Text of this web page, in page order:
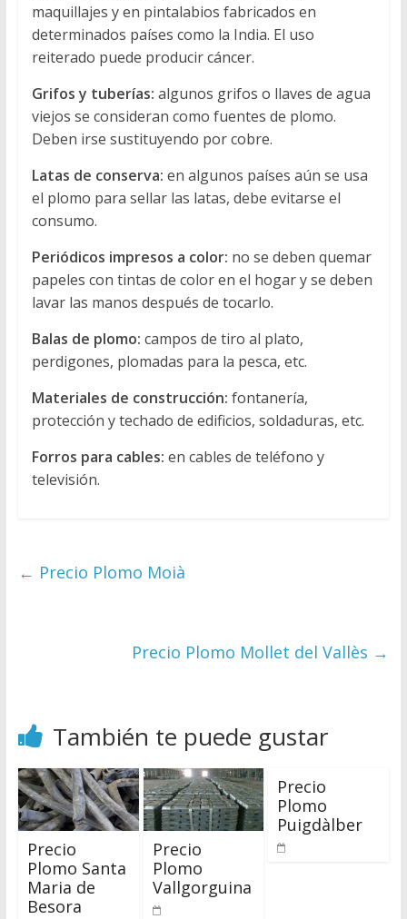
maquillajes y en pintalabios fabricados en
determinados países como la India. El uso
reiterado puede producir cáncer.
Grifos y tuberías: algunos grifos o llaves de agua
viejos se consideran como fuentes de plomo.
Deben irse sustituyendo por cobre.
Latas de conserva: en algunos países aún se usa
el plomo para sellar las latas, debe evitarse el
consumo.
Periódicos impresos a color: no se deben quemar
papeles con tintas de color en el hogar y se deben
lavar las manos después de tocarlo.
Balas de plomo: campos de tiro al plato,
perdigones, plomadas para la pesca, etc.
Materiales de construcción: fontanería,
protección y techado de edificios, soldaduras, etc.
Forros para cables: en cables de teléfono y
televisión.
← Precio Plomo Moià
Precio Plomo Mollet del Vallès →
También te puede gustar
Precio
Plomo Santa
Maria de
Besora
Precio
Plomo
Vallgorguina
Precio
Plomo
Puigdàlber